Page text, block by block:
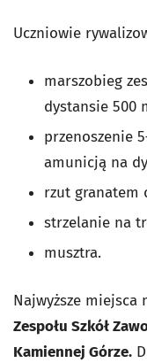
Uczniowie
marszobieg
dystansie 500
przenoszenie
amunicją na
rzut granatem
strzelanie na
musztra.
Najwyższe miejsca
Zespołu Szkół
Kamiennej Górze.